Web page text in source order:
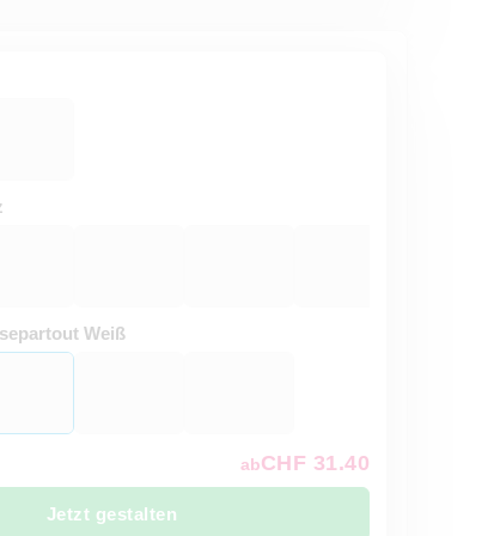
Weiß
abCHF 31.40
Jetzt gestalten